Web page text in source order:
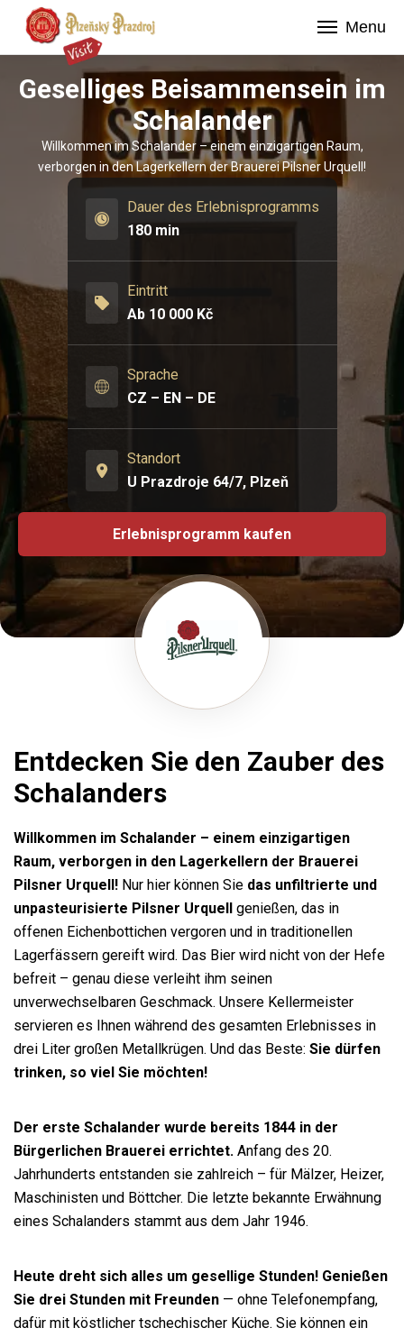
Menu
Geselliges Beisammensein im
Schalander
Willkommen im Schalander – einem einzigartigen Raum,
verborgen in den Lagerkellern der Brauerei Pilsner Urquell!
Dauer des Erlebnisprogramms
180min
Eintritt
Ab 10 000 Kč
Sprache
CZ – EN– DE
Standort
U Prazdroje 64/7, Plzeň
Erlebnisprogramm kaufen
Entdecken Sie den Zauber des
Schalanders
Willkommen im Schalander – einem einzigartigen
Raum, verborgen in den Lagerkellern der Brauerei
Pilsner Urquell! Nur hier können Sie das unfiltrierte und
unpasteurisierte Pilsner Urquell genießen, das in
offenen Eichenbottichen vergoren und in traditionellen
Lagerfässern gereift wird. Das Bier wird nicht von der Hefe
befreit – genau diese verleiht ihm seinen
unverwechselbaren Geschmack. Unsere Kellermeister
servieren es Ihnen während des gesamten Erlebnisses in
drei Liter großen Metallkrügen. Und das Beste: Sie dürfen
trinken, so viel Sie möchten!
Der erste Schalander wurde bereits 1844 in der
Bürgerlichen Brauerei errichtet. Anfang des 20.
Jahrhunderts entstanden sie zahlreich – für Mälzer, Heizer,
Maschinisten und Böttcher. Die letzte bekannte Erwähnung
eines Schalanders stammt aus dem Jahr 1946.
Heute dreht sich alles um gesellige Stunden! Genießen
Sie drei Stunden mit Freunden — ohne Telefonempfang,
dafür mit köstlicher tschechischer Küche. Sie können ein